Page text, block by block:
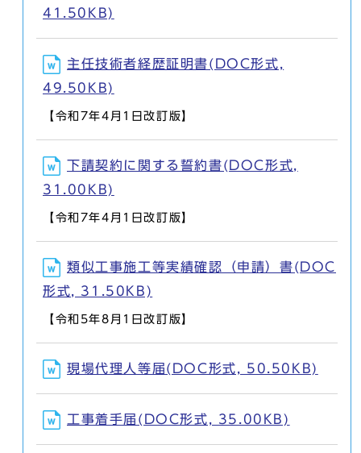
41.50KB)
主任技術者経歴証明書(DOC形式,
49.50KB)
【令和7年4月1日改訂版】
下請契約に関する誓約書(DOC形式,
31.00KB)
【令和7年4月1日改訂版】
類似工事施工等実績確認（申請）書(DOC
形式, 31.50KB)
【令和5年8月1日改訂版】
現場代理人等届(DOC形式, 50.50KB)
工事着手届(DOC形式, 35.00KB)